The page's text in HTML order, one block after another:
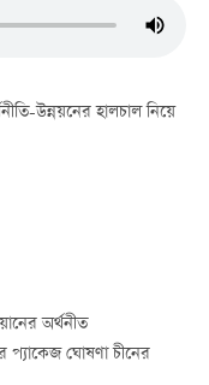
উন্নয়নের হালচাল নিয়ে
অর্থনীত
ঘোষণা চীনের